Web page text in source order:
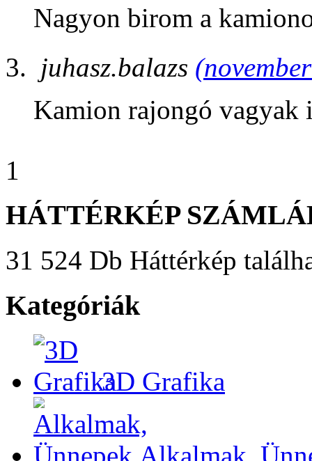
Nagyon birom a
juhasz.balazs
Kamion rajongó vagyak
1
HÁTTÉRKÉP
31 524 Db Háttérkép
Kategóriák
3D Grafika